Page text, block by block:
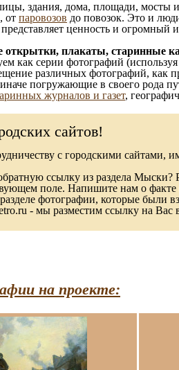
здания, дома, площади, мосты
от паровозов до повозок. Это и
ценность и огромный
открытки, плакаты, старинные
как серии фотографий
различных фотографий, как
погружающие в своего рода
журналов и газет,
сайтов!
с городскими сайтами,
ссылку из раздела Мыски?
поле. Напишите нам о
фотографии, которые были
- мы разместим ссылку на Вас
на проекте: